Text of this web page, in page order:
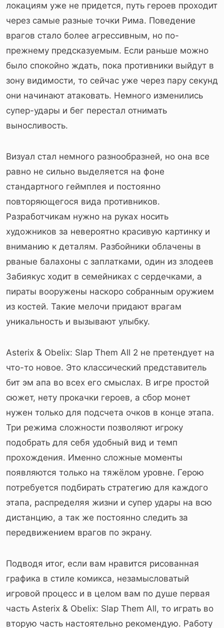
локациям уже не придется, путь героев проходит
через самые разные точки Рима. Поведение
врагов стало более агрессивным, но по-
прежнему предсказуемым. Если раньше можно
было спокойно ждать, пока противники выйдут в
зону видимости, то сейчас уже через пару секунд
они начинают атаковать. Немного изменились
супер-удары и бег перестал отнимать
выносливость.
Визуал стал немного разнообразней, но она все
равно не сильно выделяется на фоне
стандартного геймплея и постоянно
повторяющегося вида противников.
Разработчикам нужно на руках носить
художников за невероятно красивую картинку и
вниманию к деталям. Разбойники облачены в
рваные балахоны с заплатками, один из злодеев
Забиякус ходит в семейниках с сердечками, а
пираты вооружены наскоро собранным оружием
из костей. Такие мелочи придают врагам
уникальность и вызывают улыбку.
Asterix & Obelix: Slap Them All 2 не претендует на
что-то новое. Это классический представитель
бит эм апа во всех его смыслах. В игре простой
сюжет, нету прокачки героев, а сбор монет
нужен только для подсчета очков в конце этапа.
Три режима сложности позволяют игроку
подобрать для себя удобный вид и темп
прохождения. Именно сложные моменты
появляются только на тяжёлом уровне. Герою
потребуется подбирать стратегию для каждого
этапа, распределяя жизни и супер удары на всю
дистанцию, а так же постоянно следить за
передвижением врагов по экрану.
Подводя итог, если вам нравится рисованная
графика в стиле комикса, незамысловатый
игровой процесс и в целом вам по душе первая
часть Asterix & Obelix: Slap Them All, то играть во
вторую часть настоятельно рекомендую. Работу